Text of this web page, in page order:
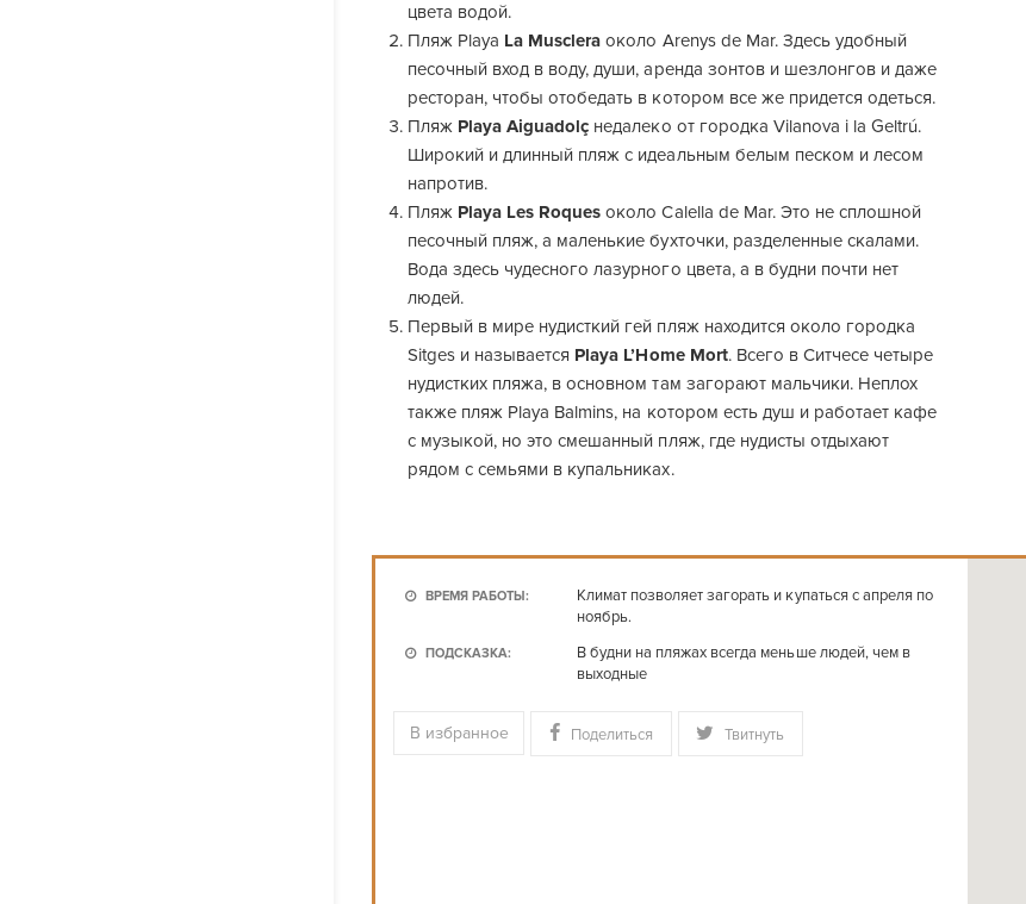
цвета водой.
Пляж Playa La Musclera около Arenys de Mar. Здесь удобный
песочный вход в воду, души, аренда зонтов и шезлонгов и даже
ресторан, чтобы отобедать в котором все же придется одеться.
Пляж Playa Aiguadolç недалеко от городка Vilanova i la Geltrú.
Широкий и длинный пляж с идеальным белым песком и лесом
напротив.
Пляж Playa Les Roques около Calella de Mar. Это не сплошной
песочный пляж, а маленькие бухточки, разделенные скалами.
Вода здесь чудесного лазурного цвета, а в будни почти нет
людей.
Первый в мире нудисткий гей пляж находится около городка
Sitges и называется Playa L’Home Mort. Всего в Ситчесе четыре
нудистких пляжа, в основном там загорают мальчики. Неплох
также пляж Playa Balmins, на котором есть душ и работает кафе
с музыкой, но это смешанный пляж, где нудисты отдыхают
рядом с семьями в купальниках.
ВРЕМЯ РАБОТЫ:
Климат позволяет загорать и купаться с апреля по
ноябрь.
ПОДСКАЗКА:
В будни на пляжах всегда меньше людей, чем в
выходные
В избранное Поделиться Твитнуть